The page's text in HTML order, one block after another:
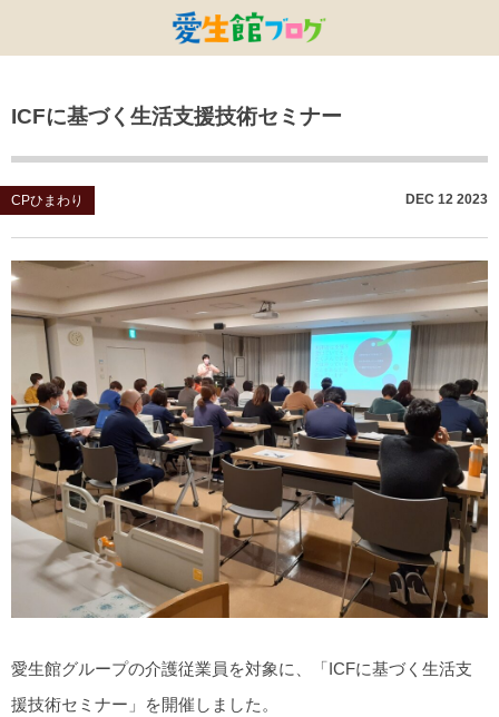
ICFに基づく生活支援技術セミナー
CPひまわり DEC 12 2023
愛生館グループの介護従業員を対象に、「ICFに基づく生活支
援技術セミナー」を開催しました。
健康管理センター
訪問リハビリセンター
小規模ひまわり
碧南市養護老人ホーム
CPひまわり
初任者研修
DSひまわり・安城
ひよこっこ
こども園ひまわり
たいよう
ひだまり
ハーモニーホール
お知らせ